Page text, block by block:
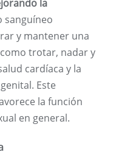
la
sanguíneo
y mantener una
trotar, nadar y
cardíaca y la
Este
la función
en general.